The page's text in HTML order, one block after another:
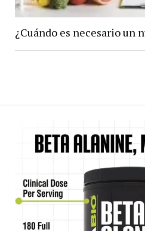
¿Cuándo es necesario un